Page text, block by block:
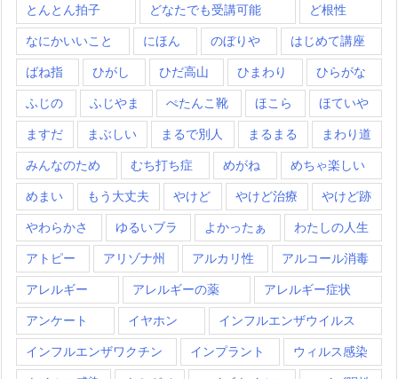
とんとん拍子 どなたでも受講可能 ど根性
なにかいいこと にほん のぼりや はじめて講座
ばね指 ひがし ひだ高山 ひまわり ひらがな
ふじの ふじやま ぺたんこ靴 ほこら ほていや
ますだ まぶしい まるで別人 まるまる まわり道
みんなのため むち打ち症 めがね めちゃ楽しい
めまい もう大丈夫 やけど やけど治療 やけど跡
やわらかさ ゆるいブラ よかったぁ わたしの人生
アトピー アリゾナ州 アルカリ性 アルコール消毒
アレルギー アレルギーの薬 アレルギー症状
アンケート イヤホン インフルエンザウイルス
インフルエンザワクチン インプラント ウィルス感染